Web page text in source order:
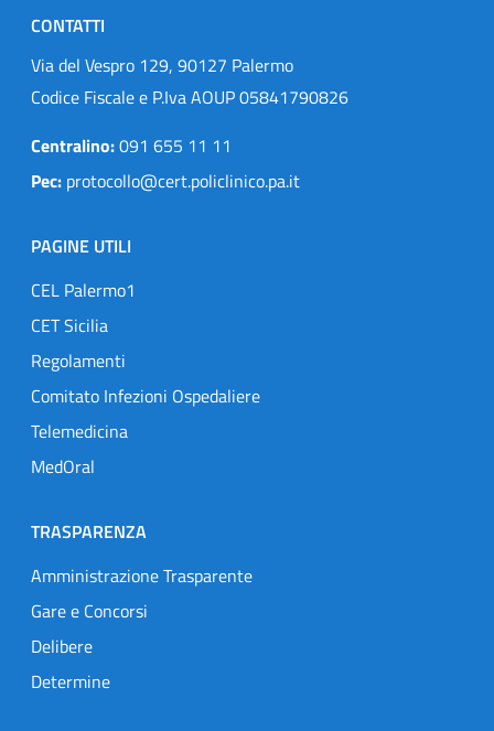
CONTATTI
Via del Vespro 129, 90127 Palermo
Codice Fiscale e P.Iva AOUP 05841790826
Centralino:091 655 11 11
Pec: protocollo@cert.policlinico.pa.it
PAGINE UTILI
CEL Palermo1
CET Sicilia
Regolamenti
Comitato Infezioni Ospedaliere
Telemedicina
MedOral
TRASPARENZA
Amministrazione Trasparente
Gare e Concorsi
Delibere
Determine